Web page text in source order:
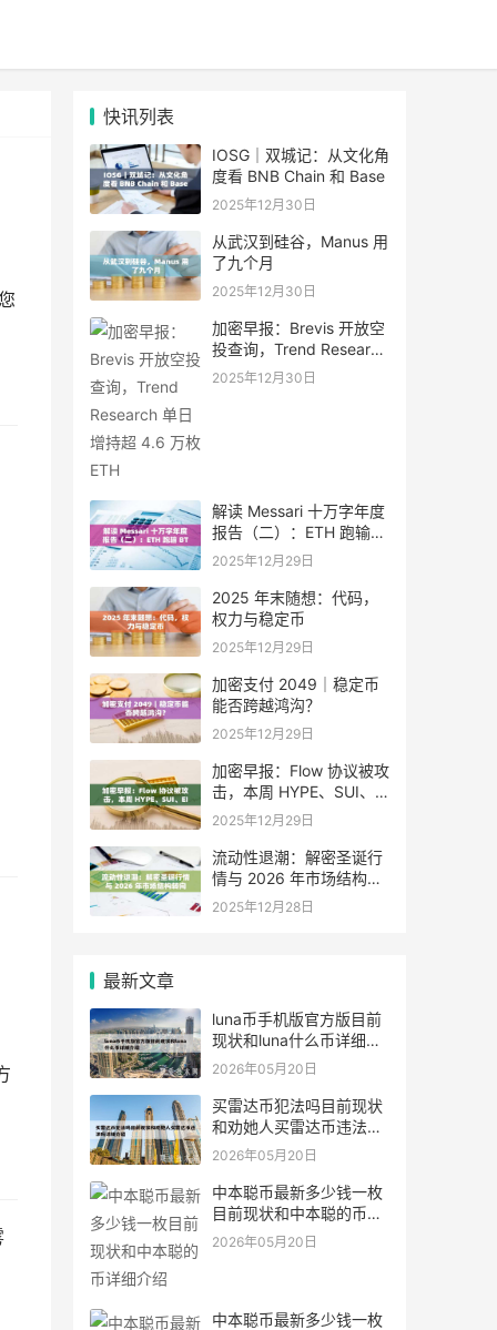
快讯列表
IOSG｜双城记：从文化角
度看 BNB Chain 和 Base
2025年12月30日
从武汉到硅谷，Manus 用
了九个月
2025年12月30日
加密早报：Brevis 开放空
投查询，Trend Research
单日增持超 4.6 万枚 ETH
2025年12月30日
解读 Messari 十万字年度
报告（二）：ETH 跑输
BTC，是边缘化还是定价
2025年12月29日
2025 年末随想：代码，
权力与稳定币
2025年12月29日
加密支付 2049｜稳定币
能否跨越鸿沟？
2025年12月29日
加密早报：Flow 协议被攻
击，本周 HYPE、SUI、
EIGEN 等代币将迎来大额
2025年12月29日
流动性退潮：解密圣诞行
情与 2026 年市场结构转
向
2025年12月28日
最新文章
luna币手机版官方版目前
现状和luna什么币详细介
绍
2026年05月20日
买雷达币犯法吗目前现状
和劝她人买雷达币违法吗
详细介绍
2026年05月20日
中本聪币最新多少钱一枚
目前现状和中本聪的币详
细介绍
2026年05月20日
中本聪币最新多少钱一枚